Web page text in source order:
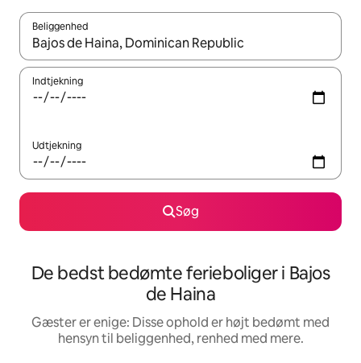
Beliggenhed
Når resultaterne er tilgængelige, skal du navigere med
Indtjekning
Udtjekning
Søg
De bedst bedømte ferieboliger i Bajos
de Haina
Gæster er enige: Disse ophold er højt bedømt med
hensyn til beliggenhed, renhed med mere.